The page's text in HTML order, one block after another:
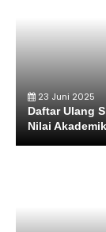
23 Juni 2025
Daftar Ulang
Nilai